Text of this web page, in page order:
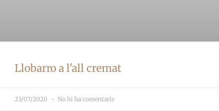
Llobarro a l'all cremat
23/07/2020 No hi ha comentaris